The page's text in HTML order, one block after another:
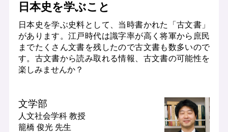
日本史を学ぶこと
日本史を学ぶ史料として、当時書かれた「古文書」
があります。江戸時代は識字率が高く将軍から庶民
までたくさん文書を残したので古文書も数多いので
す。古文書から読み取れる情報、古文書の可能性を
楽しみませんか？
文学部
人文社会学科 教授
籠橋 俊光 先生